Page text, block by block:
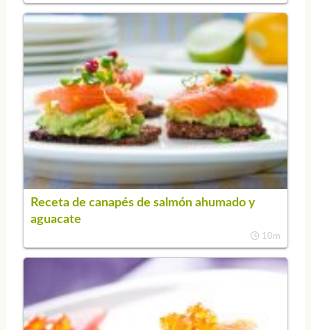
Receta de canapés de salmón ahumado y
aguacate
10m